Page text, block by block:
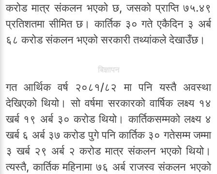
करोड मात्र संकलन भएको छ, जसको प्राप्ति ७५.४९
प्रतिशतमा सीमित छ। कार्तिक ३० गते एकैदिन ३ अर्ब
६८ करोड संकलन भएको सरकारी तथ्यांकले देखाउँछ।
बिज्ञापन
गत आर्थिक वर्ष २०८१/८२ मा पनि यस्तै अवस्था
देखिएको थियो। सो वर्षमा सरकारको वार्षिक लक्ष्य १४
खर्ब १९ अर्ब ३० करोड थियो। कार्तिकसम्मको लक्ष्य ४
खर्ब ६ अर्ब ३७ करोड पुगे पनि कार्तिक ३० गतेसम्म जम्मा
३ खर्ब २९ अर्ब २ करोड मात्र संकलन भएको थियो।
त्यस्तै, कार्तिक महिनामा ७६ अर्ब राजस्व संकलन भएको